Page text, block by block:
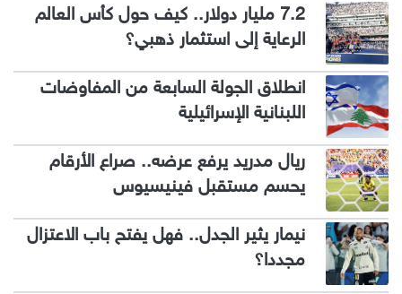
7.2 مليار دولار.. كيف حول كأس العالم
الرعاية إلى استثمار ذهبي؟
انطلاق الجولة السابعة من المفاوضات
اللبنانية الإسرائيلية
ريال مدريد يرفع عرضه.. صراع الأرقام
يحسم مستقبل فينيسيوس
نيمار يثير الجدل.. فهل يفتح باب الاعتزال
مجددا؟